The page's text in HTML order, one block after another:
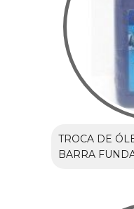
TROCA DE
BARRA